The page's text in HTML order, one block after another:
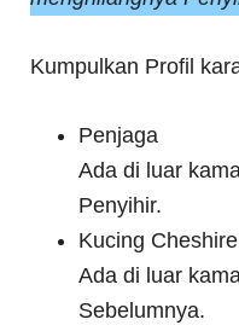
Kumpulkan Profil
Penjaga
Ada di luar
Penyihir.
Kucing Cheshire
Ada di luar
Sebelumnya.